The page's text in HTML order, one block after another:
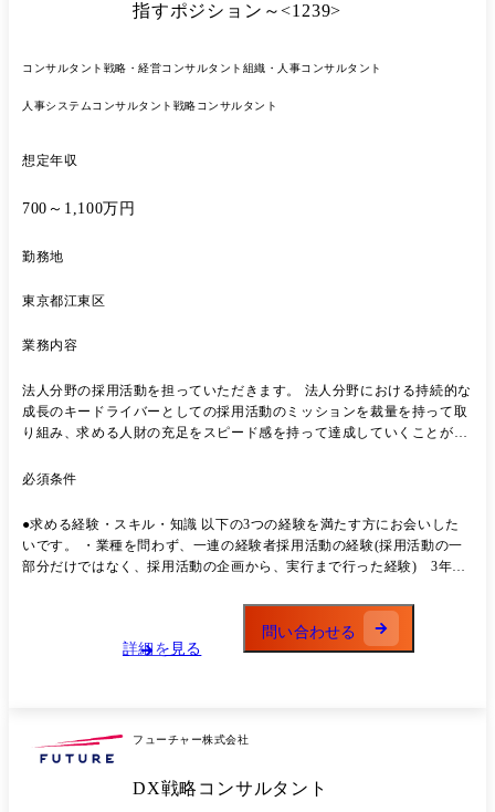
指すポジション～<1239>
コンサルタント 戦略・経営コンサルタント 組織・人事コンサルタント
人事システムコンサルタント 戦略コンサルタント
想定年収
700～1,100万円
勤務地
東京都江東区
業務内容
法人分野の採用活動を担っていただきます。 法人分野における持続的な
成長のキードライバーとしての採用活動のミッションを裁量を持って取
り組み、求める人財の充足をスピード感を持って達成していくことがメ
進部に所属し、HR担当として採用活動のリードを行います。 ・採用活
募集ポストにより、求める人財要件が異なる中で、外部のパートナー企
業様等と連携しながら、採用活動の充足を目指します。 ・企画やアドバ
イスだけではなく、自ら手を動かしながら、ダイレクトリクルーティン
ら、人財の要件定義を行い、迅速に応募喚起等のアクションを実施しま
す。 ・今回募集しているポジションでは、自身の課題形成を積極的に行
い、適切な対応を検討&実行することで、組織貢献となる成果創出を目
り組むこと。 ・人事課題や人員計画課題に対して、本質的に向き合う姿
に採用活動を行うメンバーや事業部とのポジティブなチームビルディン
必須条件
●求める経験・スキル・知識 以下の3つの経験を満たす方にお会いした
いです。 ・業種を問わず、一連の経験者採用活動の経験(採用活動の一
部分だけではなく、採用活動の企画から、実行まで行った経験) 3年以
育成、労務等)1年以上 ・チームリーダーの立場で、組織やチームを率い
詳細を見る
問い合わせる
フューチャー株式会社
DX戦略コンサルタント